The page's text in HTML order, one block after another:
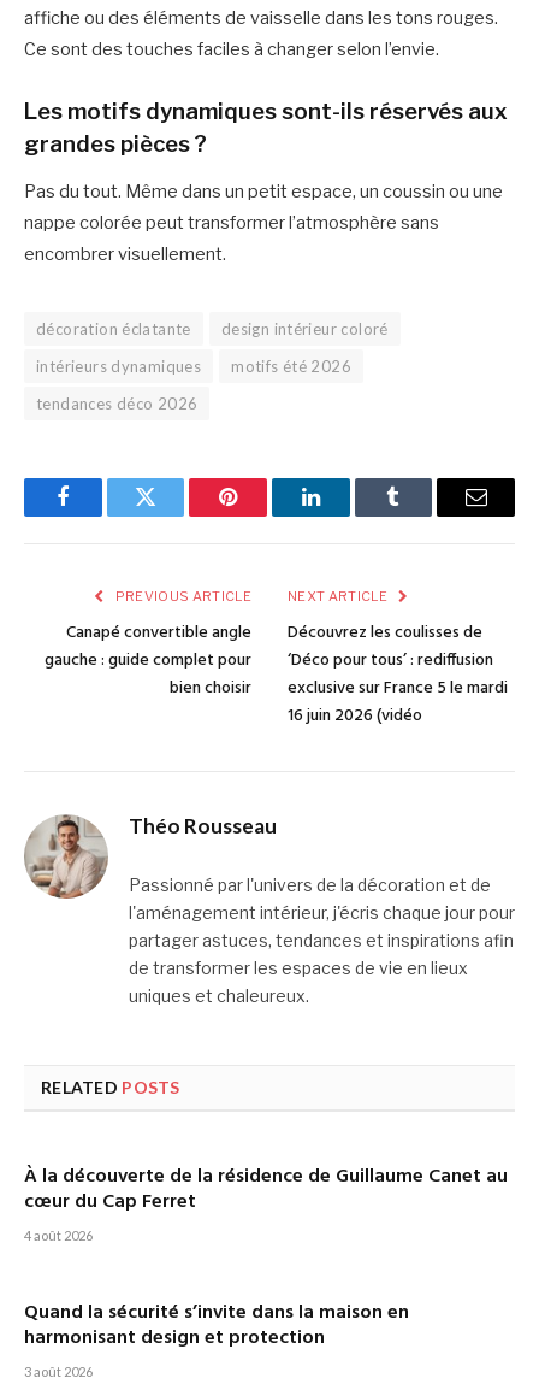
affiche ou des éléments de vaisselle dans les tons rouges.
Ce sont des touches faciles à changer selon l’envie.
Les motifs dynamiques sont-ils réservés aux
grandes pièces ?
Pas du tout. Même dans un petit espace, un coussin ou une
nappe colorée peut transformer l’atmosphère sans
encombrer visuellement.
décoration éclatante
design intérieur coloré
intérieurs dynamiques
motifs été 2026
tendances déco 2026
FacebookTwitter Pinterest LinkedInTumblr Email
PREVIOUS ARTICLE
Canapé convertible angle
gauche : guide complet pour
bien choisir
NEXT ARTICLE
Découvrez les coulisses de
‘Déco pour tous’ : rediffusion
exclusive sur France 5 le mardi
16 juin 2026 (vidéo
Théo Rousseau
Passionné par l'univers de la décoration et de
l'aménagement intérieur, j'écris chaque jour pour
partager astuces, tendances et inspirations afin
de transformer les espaces de vie en lieux
uniques et chaleureux.
RELATED POSTS
À la découverte de la résidence de Guillaume Canet au
cœur du Cap Ferret
4 août 2026
Quand la sécurité s’invite dans la maison en
harmonisant design et protection
3 août 2026